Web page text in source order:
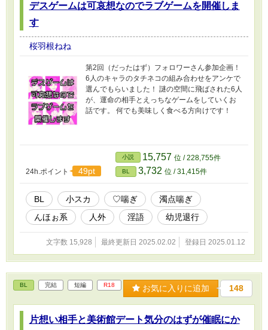
デスゲームは可哀想なのでラブゲームを開催しま
す
桜羽根ねね
第2回（だったはず）フォロワーさん参加企画！
6人のキャラのタチネコの組み合わせをアンケで
選んでもらいました！ 謎の空間に飛ばされた6人
が、運命の相手とえっちなゲームをしていくお
話です。 何でも美味しく食べる方向けです！
24h.ポイント 49pt
小説 15,757 位 / 228,755件
BL 3,732 位 / 31,415件
BL 小スカ ♡喘ぎ
濁点喘ぎ
んほぉ系
人外 淫語 幼児退行
文字数 15,928 最終更新日 2025.02.02 登録日 2025.01.12
BL 完結 短編 R18 お気に入りに追加 148
片想い相手と美術館デート気分のはずが催眠にか